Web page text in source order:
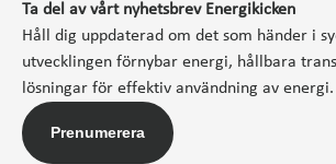
Ta del av vårt nyhetsbrev Energikicken
Håll dig uppdaterad om det som händer i
utvecklingen förnybar energi, hållbara
lösningar för effektiv användning av
Prenumerera